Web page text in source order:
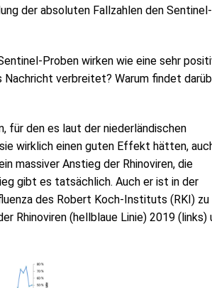
der absoluten Fallzahlen den
Proben wirken wie eine sehr
verbreitet? Warum findet
für den es laut der niederländischen
wirklich einen guten Effekt hätten,
massiver Anstieg der Rhinoviren, die
gibt es tatsächlich. Auch er ist in der
des Robert Koch-Instituts (RKI) zu
Rhinoviren (hellblaue Linie) 2019 (links)